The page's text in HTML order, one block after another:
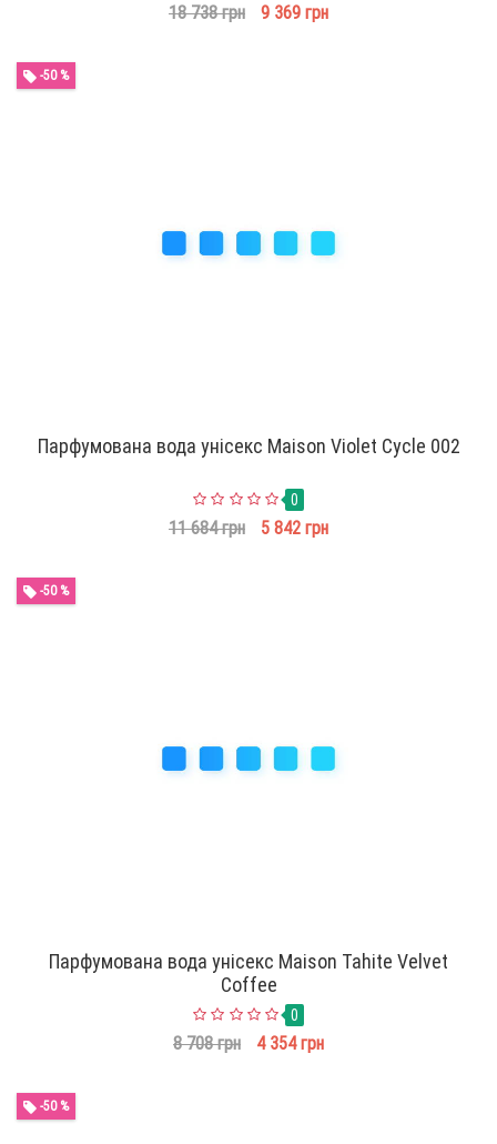
18 738 грн 9 369 грн
-50 %
Парфумована вода унісекс Maison Violet Cycle 002
0
11 684 грн 5 842 грн
-50 %
Парфумована вода унісекс Maison Tahite Velvet
Coffee
0
8 708 грн 4 354 грн
-50 %